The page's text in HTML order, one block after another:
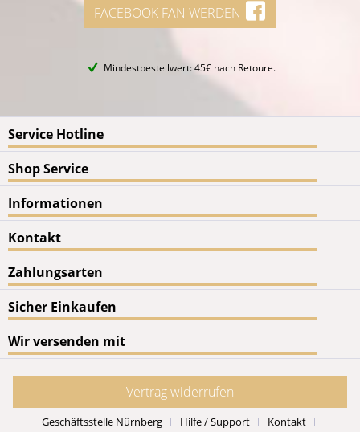
FACEBOOK FAN WERDEN
Mindestbestellwert: 45€ nach Retoure.
Service Hotline
Shop Service
Informationen
Kontakt
Zahlungsarten
Sicher Einkaufen
Wir versenden mit
Vertrag widerrufen
Geschäftsstelle Nürnberg Hilfe / Support Kontakt